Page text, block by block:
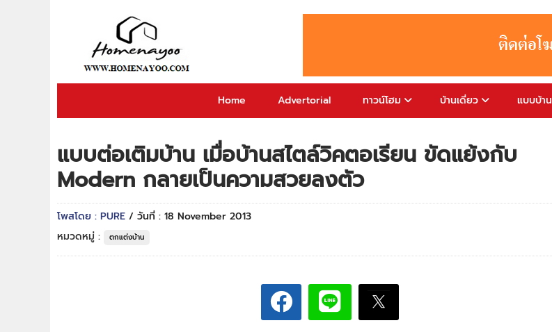
Home Advertorial ทาวน์โฮม บ้านเดี่ยว แบบบ้าน
แบบต่อเติมบ้าน เมื่อบ้านสไตล์วิคตอเรียน ขัดแย้งกับ
Modern กลายเป็นความสวยลงตัว
โพสโดย : PURE / วันที่ : 18 November 2013
หมวดหมู่ :
ตกแต่งบ้าน